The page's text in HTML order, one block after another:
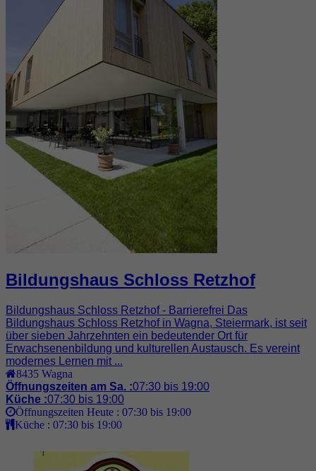
Bildungshaus Schloss Retzhof
Bildungshaus Schloss Retzhof - Barrierefrei Das
Bildungshaus Schloss Retzhof in Wagna, Steiermark, ist seit
über sieben Jahrzehnten ein bedeutender Ort für
Erwachsenenbildung und kulturellen Austausch. Es vereint
modernes Lernen mit ...
8435 Wagna
Öffnungszeiten am Sa. :07:30 bis 19:00
Küche :07:30 bis 19:00
Öffnungszeiten Heute : 07:30 bis 19:00
Küche : 07:30 bis 19:00